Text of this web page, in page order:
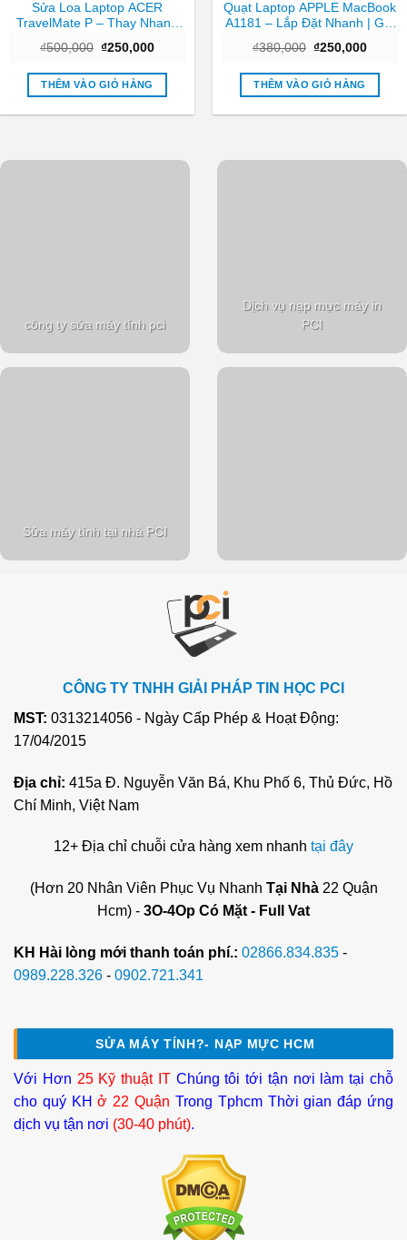
Sửa Loa Laptop ACER
TravelMate P – Thay Nhanh
Tốt
₫500,000 Giá
là:
₫500,000.
₫250,000Giá
tại
₫250,000.
THÊM VÀO GIỎ HÀNG
Quạt Laptop APPLE MacBook
A1181 – Lắp Đặt Nhanh | Giá
₫380,000 Giá
là:
₫380,000.
₫250,000Giá
tại
THÊM VÀO GIỎ HÀNG
công ty sửa máy tính pci
Dịch vụ nạp mực máy in
PCI
Sửa máy tính tại nhà PCI
CÔNG TY TNHH GIẢI PHÁP TIN HỌC PCI
MST: 0313214056 - Ngày Cấp Phép & Hoạt Động:
17/04/2015
Địa chỉ: 415a Đ. Nguyễn Văn Bá, Khu Phố 6, Thủ Đức, Hồ
Chí Minh, Việt Nam
12+ Địa chỉ chuỗi cửa hàng xem nhanh tại đây
(Hơn 20 Nhân Viên Phục Vụ Nhanh Tại Nhà22 Quận
Hcm) - 3O-4Op Có Mặt - Full Vat
KH Hài lòng mới thanh toán phí.: 02866.834.835 -
0989.228.326 - 0902.721.341
SỬA MÁY TÍNH?- NẠP MỰC HCM
Với Hơn 25 Kỹ thuật ITChúng tôi tới tận nơi làm tại chỗ
cho quý KHở 22 Quận Trong Tphcm Thời gian đáp ứng
dịch vụ tận nơi (30-40 phút).